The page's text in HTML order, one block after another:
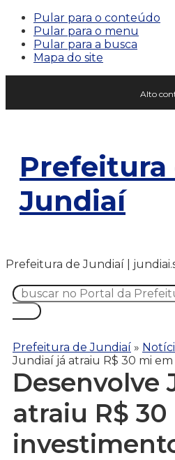
Pular para o conteúdo
Pular para o menu
Pular para a busca
Mapa do site
Alto
Prefeitura
Jundiaí
Prefeitura de Jundiaí |
Prefeitura de Jundiaí »
Jundiaí já atraiu R$ 30 mi
Desenvolve
atraiu R$